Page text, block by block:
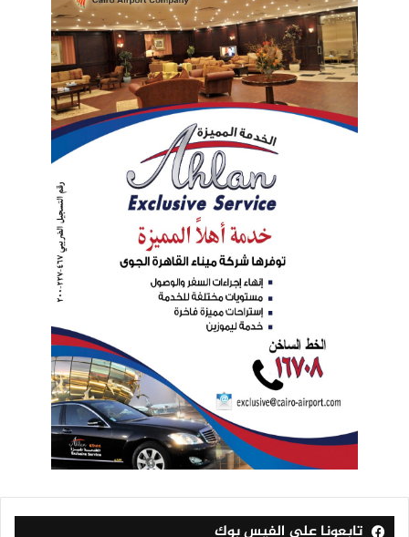
تابعونا على الفيس بوك